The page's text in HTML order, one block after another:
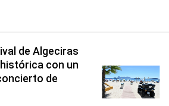
de Algeciras
con un
de